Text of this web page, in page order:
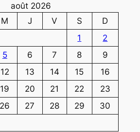
août 2026
M J V S
D
1
2
5 6 7 8
9
12 13 14 15
16
19 20 21 22
23
26 27 28 29
30